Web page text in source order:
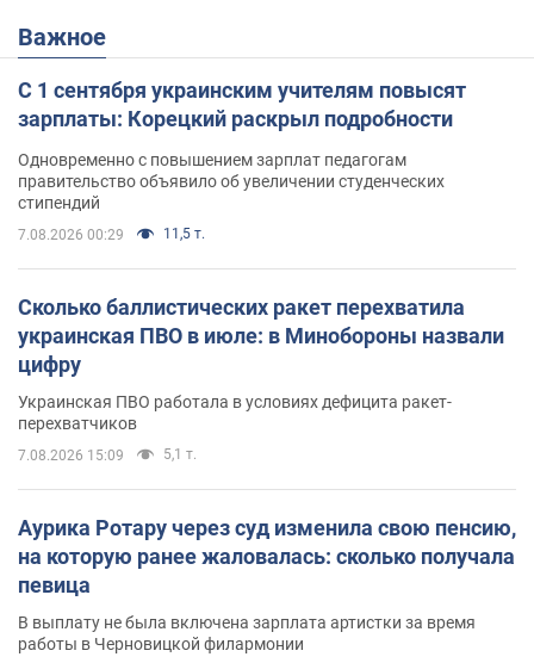
Важное
С 1 сентября украинским учителям повысят
зарплаты: Корецкий раскрыл подробности
Одновременно с повышением зарплат педагогам
правительство объявило об увеличении студенческих
стипендий
7.08.2026 00:29 11,5 т.
Сколько баллистических ракет перехватила
украинская ПВО в июле: в Минобороны назвали
цифру
Украинская ПВО работала в условиях дефицита ракет-
перехватчиков
7.08.2026 15:09 5,1 т.
Аурика Ротару через суд изменила свою пенсию,
на которую ранее жаловалась: сколько получала
певица
В выплату не была включена зарплата артистки за время
работы в Черновицкой филармонии